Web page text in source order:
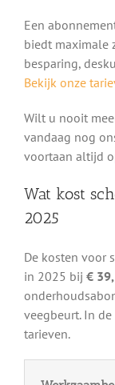
Een
biedt maximale
besparing,
Bekijk onze
Wilt u nooit
vandaag nog
voortaan altijd
Wat kost
2025
De kosten voor
in 2025 bij €
veegbeurt. In
tarieven.